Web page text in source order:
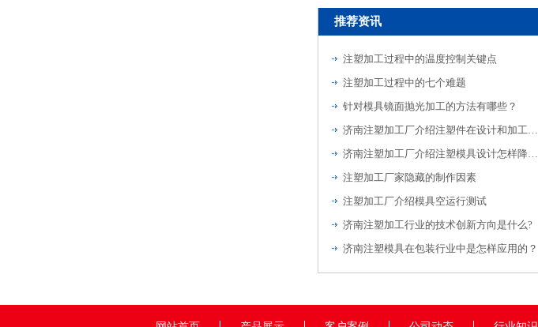
推荐资讯
注塑加工过程中的温度控制关键点
注塑加工过程中的七个难题
针对模具镜面抛光加工的方法有哪些？
济南注塑加工厂介绍注塑件在设计和加工过程中的注意事项
济南注塑加工厂介绍注塑模具设计怎样降低停机做好检修？
注塑加工厂家隐藏的制作因素
注塑加工厂介绍模具空运行测试
济南注塑加工行业的技术创新方向是什么?
济南注塑模具在包装行业中是怎样应用的？